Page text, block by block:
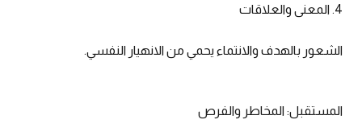
4. المعنى والعلاقات
الشعور بالهدف والانتماء يحمي من الانهيار النفسي.
المستقبل: المخاطر والفرص